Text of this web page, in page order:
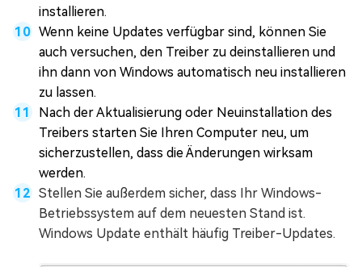
installieren.
Wenn keine Updates verfügbar sind, können Sie
auch versuchen, den Treiber zu deinstallieren und
ihn dann von Windows automatisch neu installieren
zu lassen.
Nach der Aktualisierung oder Neuinstallation des
Treibers starten Sie Ihren Computer neu, um
sicherzustellen, dass die Änderungen wirksam
werden.
Stellen Sie außerdem sicher, dass Ihr Windows-
Betriebssystem auf dem neuesten Stand ist.
Windows Update enthält häufig Treiber-Updates.